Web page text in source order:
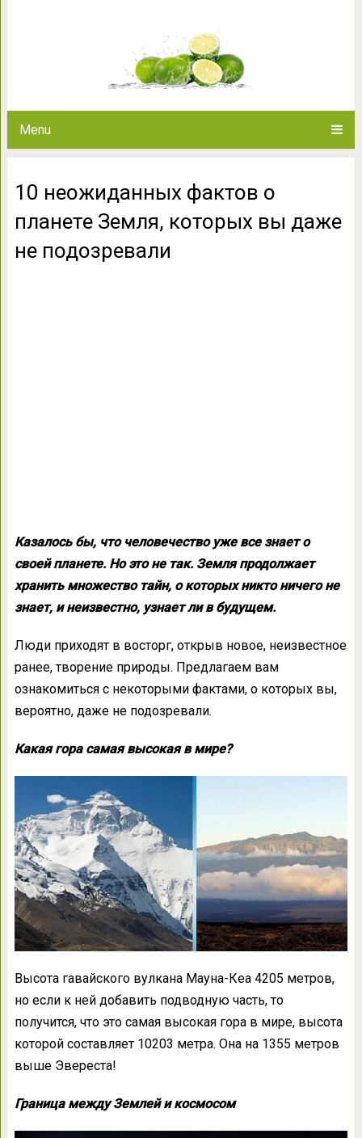
Menu
10 неожиданных фактов о
планете Земля, которых вы даже
не подозревали
Казалось бы, что человечество уже все знает о
своей планете. Но это не так. Земля продолжает
хранить множество тайн, о которых никто ничего не
знает, и неизвестно, узнает ли в будущем.
Люди приходят в восторг, открыв новое, неизвестное
ранее, творение природы. Предлагаем вам
ознакомиться с некоторыми фактами, о которых вы,
вероятно, даже не подозревали.
Какая гора самая высокая в мире?
Высота гавайского вулкана Мауна-Кеа 4205 метров,
но если к ней добавить подводную часть, то
получится, что это самая высокая гора в мире, высота
которой составляет 10203 метра. Она на 1355 метров
выше Эвереста!
Граница между Землей и космосом